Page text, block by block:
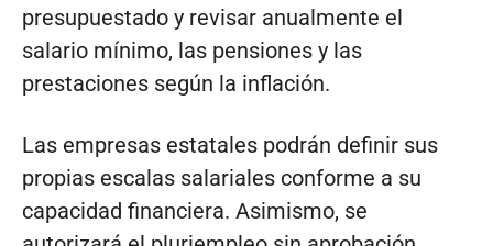
presupuestado y revisar anualmente el
salario mínimo, las pensiones y las
prestaciones según la inflación.
Las empresas estatales podrán definir sus
propias escalas salariales conforme a su
capacidad financiera. Asimismo, se